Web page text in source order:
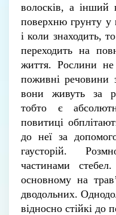
волосків, а інший
поверхню грунту у
і коли знаходить,
переходить на
життя. Рослини не
поживні речовини
вони живуть за
тобто є
повитиці
до неї за
гаусторій.
частинами
основному на
дводольних.
відносно стійкі до